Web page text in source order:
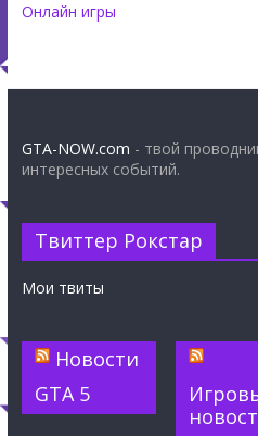
Онлайн игры
GTA-NOW.com - твой
интересных событий.
Твиттер Рокстар
Мои твиты
Новости
GTA 5